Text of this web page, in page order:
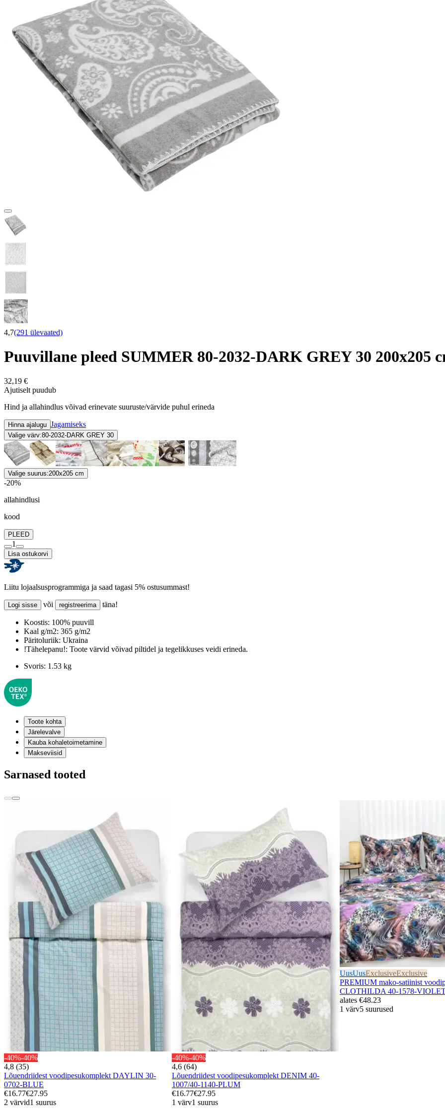
4,7(291 ülevaated)
Puuvillane pleed SUMMER 80-2032-DARK GREY 30 200x205
32,19 €
Ajutiselt puudub
Hind ja allahindlus võivad erinevate suuruste/värvide puhul erineda
Hinna ajalugu Jagamiseks
Valige värv:80-2032-DARK GREY 30
Valige suurus:200x205 cm
-20%
allahindlusi
kood
PLEED
1
Lisa ostukorvi
Liitu lojaalsusprogrammiga ja saad tagasi 5% ostusummast!
Logi sisse või registreerima täna!
Koostis: 100% puuvill
Kaal g/m2: 365 g/m2
Päritoluriik: Ukraina
!Tähelepanu!: Toote värvid võivad piltidel ja tegelikkuses veidi erineda.
Svoris: 1.53 kg
Toote kohta
Järelevalve
Kauba kohaletoimetamine
Makseviisid
Sarnased tooted
-40%-40%
4,8 (35)
Lõuendriidest voodipesukomplekt DAYLIN 30-
0702-BLUE
€16.77€27.95
2 värvid1 suurus
-40%-40%
4,6 (64)
Lõuendriidest voodipesukomplekt DENIM 40-
1007/40-1140-PLUM
€16.77€27.95
1 värv1 suurus
UusUusExclusiveExclusive
PREMIUM mako-satiinist
CLOTHILDA 40-1578-
alates €48.23
1 värv5 suurused